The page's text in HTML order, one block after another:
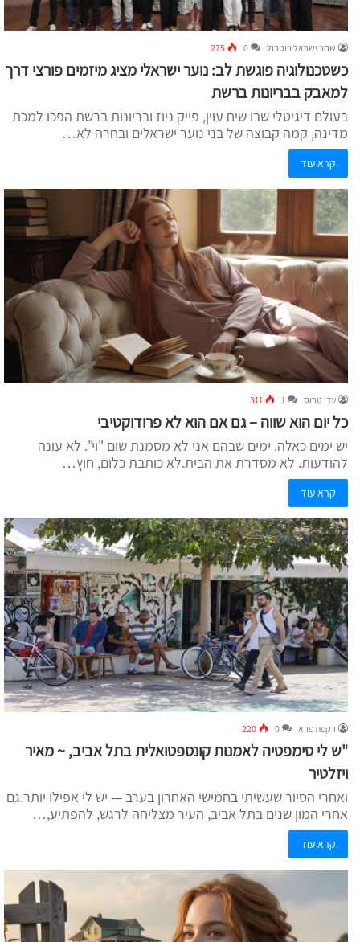
שחר ישראל בוטבול 0
275
כשטכנולוגיה פוגשת לב: נוער ישראלי מציג מיזמים פורצי דרך
למאבק בבריונות ברשת
בעולם דיגיטלי שבו שיח עוין, פייק ניוז ובריונות ברשת הפכו למכת
מדינה, קמה קבוצה של בני נוער ישראלים ובחרה לא…
קרא עוד
עדן טרוס 1
311
כל יום הוא שווה – גם אם הוא לא פרודוקטיבי
יש ימים כאלה. ימים שבהם אני לא מסמנת שום "וי". לא עונה
להודעות. לא מסדרת את הבית.לא כותבת כלום, חוץ…
קרא עוד
רקפת פרא 0
220
"ש לי סימפטיה לאמנות קונספטואלית בתל אביב, ~ מאיר
ויזלטיר
ואחרי הסיור שעשיתי בחמישי האחרון בערב — יש לי אפילו יותר.גם
אחרי המון שנים בתל אביב, העיר מצליחה לרגש, להפתיע,…
קרא עוד